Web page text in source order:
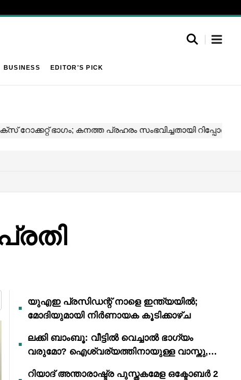
BUSINESS EDITOR'S PICK
യുഎഇ പ്രസിഡന്റ് നാളെ ഇന്ത്യയിൽ;
മോദിയുമായി നിർണായക കൂടിക്കാഴ്ച
ലക്കി ബാംബൂ: വീട്ടിൽ വെച്ചാൽ ഭാഗ്യം
വരുമോ? ഐശ്വര്യത്തിനായുള്ള വാസ്തു,
റിയാദ് അന്താരാഷ്ട്ര പുസ്തകമേള ഒക്ടോബർ 2